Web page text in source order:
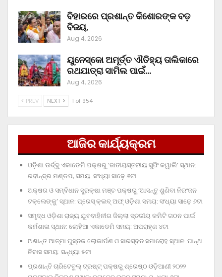
ବିହାରରେ ପ୍ରଶାନ୍ତ କିଶୋରଙ୍କ ବଡ଼
ବିଜୟ,
Aug 4, 2026
ୟୁନେସ୍କୋ ଅମୂର୍ତ୍ତ ଐତିହ୍ୟ ତାଲିକାରେ
ରଥଯାତ୍ରା ସାମିଲ ପାଇଁ…
Aug 4, 2026
PREV NEXT 1 of 954
ଆଜିର କାର୍ଯ୍ୟକ୍ରମ
ଓଡ଼ିଶା ଊର୍ଦ୍ଦୁ ଏକାଡେମି ପକ୍ଷରୁ ‘ଜାତୀୟସ୍ତରୀୟ ସୁଫି କୱାଲି’ ସ୍ଥାନ:
ରବୀନ୍ଦ୍ର ମଣ୍ଡପ, ସମୟ: ସଂଧ୍ୟା ସାଢ଼େ ୬ଟା
ଅକ୍ଷର ଓ ସମ୍ବିଧାନ ସୁରକ୍ଷା ମଞ୍ଚ ପକ୍ଷରୁ ‘ଆସନ୍ତୁ ଶୁଣିବା ନିରଂଜନ
ଟକ୍‌ଲେଙ୍କୁ’ ସ୍ଥାନ: ପ୍ରେସ୍‌ କ୍ଲବ୍‌ ଅଫ୍‌ ଓଡ଼ିଶା ସମୟ: ସଂଧ୍ୟା ସାଢ଼େ ୬ଟା
ସମୃଦ୍ଧ ଓଡ଼ିଶା ରାଜ୍ୟ ଯୁବବାହିନୀର ଜିଲ୍ଲା ସ୍ତରୀୟ କମିଟି ଗଠନ ପାଇଁ
କର୍ମଶାଳା ସ୍ଥାନ: ଲୋହିଆ ଏକାଡେମି ସମୟ: ଅପରାହ୍‌ଣ ୪ଟା
ଅଶାନ୍ତ ଆତ୍ମା ପୁସ୍ତକ ଲୋକାର୍ପଣ ଓ ସାରସ୍ବତ ସମାରୋହ ସ୍ଥାନ: ପାନ୍ଥ
ନିବାସ ସମୟ: ସନ୍ଧ୍ୟା ୫ଟା
ପ୍ରଶାନ୍ତି ଚାରିଟେବୁଲ୍‌ ଟ୍ରଷ୍ଟ୍‌ ପକ୍ଷରୁ ଶ୍ରେଷ୍ଠ ଓଡ଼ିଆଣୀ ୨୦୨୨